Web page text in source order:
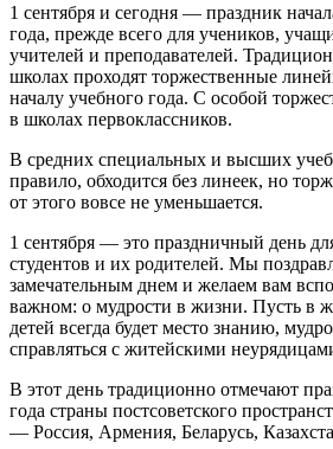
1 сентября и сегодня — праздник
года, прежде всего для учеников,
учителей и преподавателей.
школах проходят торжественные
началу учебного года. С особой
в школах первоклассников.
В средних специальных и высших
правило, обходится без линеек, но
от этого вовсе не уменьшается.
1 сентября — это праздничный день
студентов и их родителей. Мы
замечательным днем и желаем вам
важном: о мудрости в жизни. Пусть в
детей всегда будет место знанию,
справляться с житейскими
В этот день традиционно отмечают
года страны постсоветского
— Россия, Армения, Беларусь,